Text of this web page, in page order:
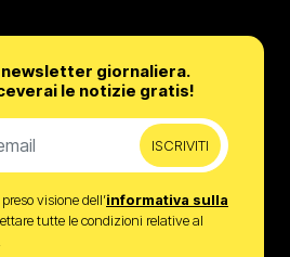
giornaliera.
le notizie gratis!
ISCRIVITI
visione dell’informativa sulla
tutte le condizioni relative al